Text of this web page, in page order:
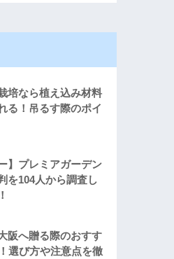
培なら植え込み材料
る！吊るす際のポイ
】プレミアガーデン
を104人から調査し
阪へ贈る際のおすす
選び方や注意点を徹